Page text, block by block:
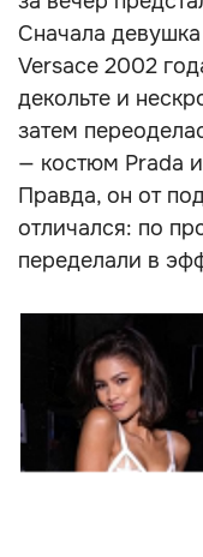
Сначала
Versace 2002
декольте и
затем
— костюм Prada
Правда, он от
отличался: по
переделали в